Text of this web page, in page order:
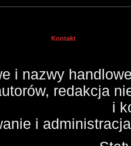
Kontakt
i nazwy
redakcja
i
i